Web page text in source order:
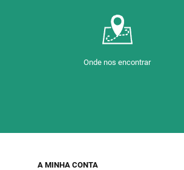
Onde nos encontrar
A MINHA CONTA